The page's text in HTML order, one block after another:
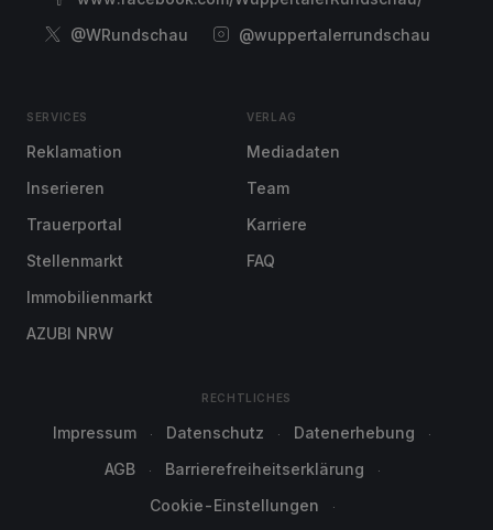
@WRundschau
@wuppertalerrundschau
SERVICES
Reklamation
Inserieren
Trauerportal
Stellenmarkt
Immobilienmarkt
AZUBI NRW
VERLAG
Mediadaten
Team
Karriere
FAQ
RECHTLICHES
Impressum Datenschutz
Datenerhebung
AGB
Barrierefreiheitserklärung
Cookie-Einstellungen